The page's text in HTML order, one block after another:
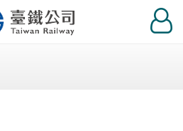
登
入